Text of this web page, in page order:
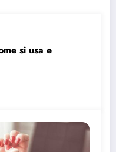
si usa e